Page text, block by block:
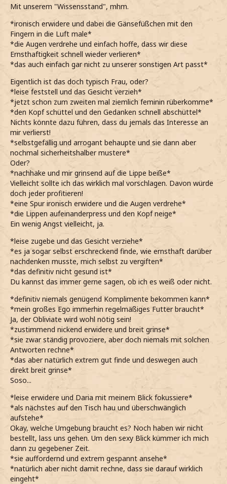
Mit unserem "Wissensstand", mhm.
*ironisch erwidere und dabei die Gänsefüßchen mit den
Fingern in die Luft male*
*die Augen verdrehe und einfach hoffe, dass wir diese
Ernsthaftigkeit schnell wieder verlieren*
*das auch einfach gar nicht zu unserer sonstigen Art passt*
Eigentlich ist das doch typisch Frau, oder?
*leise feststell und das Gesicht verzieh*
*jetzt schon zum zweiten mal ziemlich feminin rüberkomme*
*den Kopf schüttel und den Gedanken schnell abschüttel*
Nichts könnte dazu führen, dass du jemals das Interesse an
mir verlierst!
*selbstgefällig und arrogant behaupte und sie dann aber
nochmal sicherheitshalber mustere*
Oder?
*nachhake und mir grinsend auf die Lippe beiße*
Vielleicht sollte ich das wirklich mal vorschlagen. Davon würde
doch jeder profitieren!
*eine Spur ironisch erwidere und die Augen verdrehe*
*die Lippen aufeinanderpress und den Kopf neige*
Ein wenig Angst vielleicht, ja.
*leise zugebe und das Gesicht verziehe*
*es ja sogar selbst erschreckend finde, wie ernsthaft darüber
nachdenken musste, mich selbst zu vergiften*
*das definitiv nicht gesund ist*
Du kannst das immer gerne sagen, ob ich es weiß oder nicht.
*definitiv niemals genügend Komplimente bekommen kann*
*mein großes Ego immerhin regelmäßiges Futter braucht*
Ja, der Obliviate wird wohl nötig sein!
*zustimmend nickend erwidere und breit grinse*
*sie zwar ständig provoziere, aber doch niemals mit solchen
Antworten rechne*
*das aber natürlich extrem gut finde und deswegen auch
direkt breit grinse*
Soso...
*leise erwidere und Daria mit meinem Blick fokussiere*
*als nächstes auf den Tisch hau und überschwänglich
aufstehe*
Okay, welche Umgebung braucht es? Noch haben wir nicht
bestellt, lass uns gehen. Um den sexy Blick kümmer ich mich
dann zu gegebener Zeit.
*sie auffordernd und extrem gespannt ansehe*
*natürlich aber nicht damit rechne, dass sie darauf wirklich
eingeht*